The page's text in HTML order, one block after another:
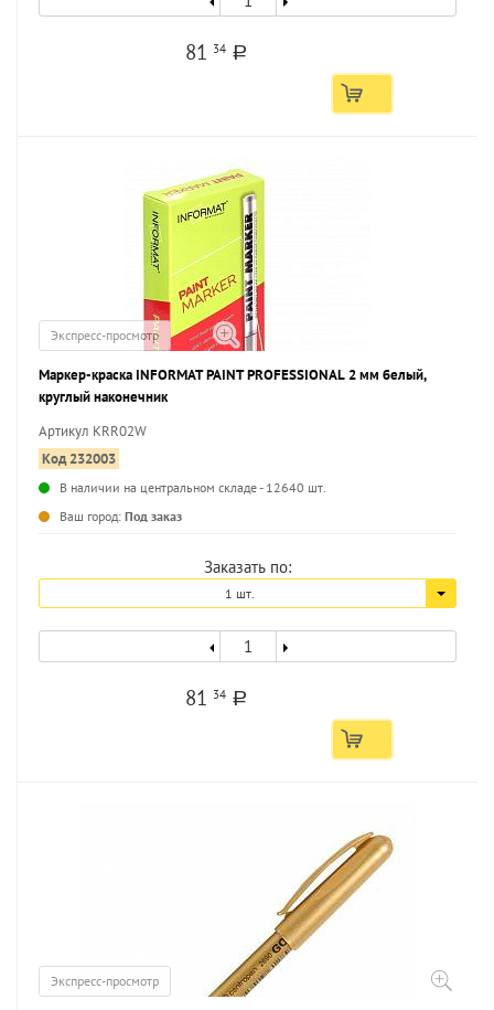
81 34 a
Экспресс-просмотр
Маркер-краска INFORMAT PAINT PROFESSIONAL 2 мм белый,
круглый наконечник
Артикул KRR02W
Код 232003
В наличии на центральном складе - 12640 шт.
Ваш город: Под заказ
Заказать по:
1 шт.
81 34 a
Экспресс-просмотр